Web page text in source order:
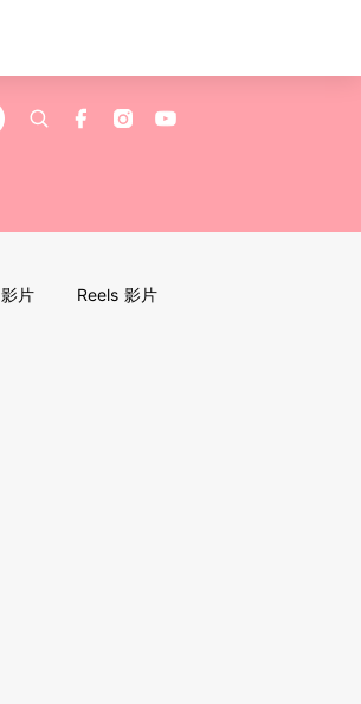
影片 Reels 影片